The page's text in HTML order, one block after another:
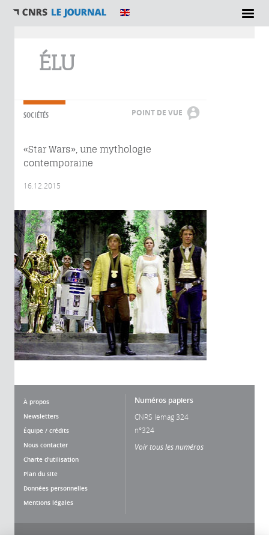
ÉLU
SOCIÉTÉS POINT DE VUE
«Star Wars», une mythologie
contemporaine
16.12.2015
À propos
Newsletters
Équipe / crédits
Nous contacter
Charte d'utilisation
Plan du site
Données personnelles
Mentions légales
Numéros papiers
CNRS lemag 324
n°324
Voir tous les numéros